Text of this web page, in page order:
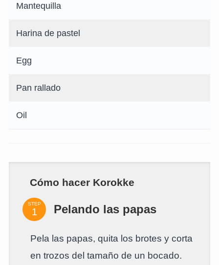
Mantequilla
Harina de pastel
Egg
Pan rallado
Oil
Cómo hacer Korokke
STEP Pelando las papas
Pela las papas, quita los brotes y corta
en trozos del tamaño de un bocado.